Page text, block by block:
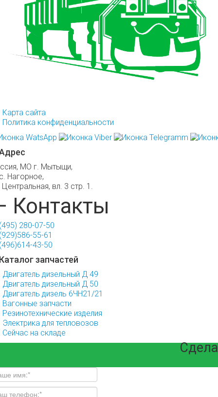
Карта сайта
Политика конфиденциальности
МО г. Мытыщи,
Нагорное,
Центральная, вл. 3 стр. 1.
Контакты
280-07-50
55-61
43-50
запчастей
Двигатель дизельный Д 49
Двигатель дизельный Д 50
Двигатель дизель 6ЧН21/21
Вагонные запчасти
Резинотехнические изделия
Электрика для тепловозов
Сейчас на складе